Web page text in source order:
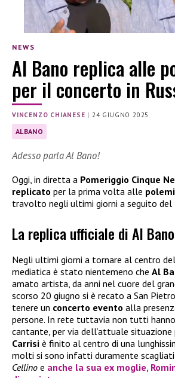
NEWS
Al Bano replica alle
per il concerto in
VINCENZO CHIANESE | 24 GIUGNO 2025
ALBANO
Adesso parla Al Bano!
Oggi, in diretta a Pomeriggio Cinque
replicato per la prima volta alle
travolto negli ultimi giorni a seguito del
La replica ufficiale di Al Bano
Negli ultimi giorni a tornare al centro
mediatica è stato nientemeno che Al
amato artista, da anni nel cuore del
scorso 20 giugno si è recato a San
tenere un concerto evento alla
persone. In rete tuttavia non tutti
cantante, per via dell’attuale situazione
Carrisi è finito al centro di una
molti si sono infatti duramente
Cellino e anche la sua ex moglie,